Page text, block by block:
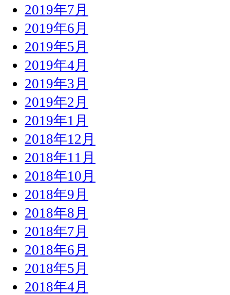
2019年7月
2019年6月
2019年5月
2019年4月
2019年3月
2019年2月
2019年1月
2018年12月
2018年11月
2018年10月
2018年9月
2018年8月
2018年7月
2018年6月
2018年5月
2018年4月